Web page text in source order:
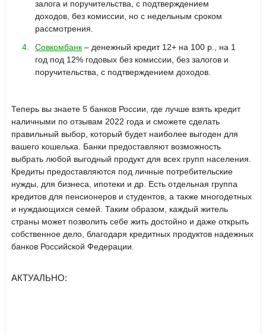
залога и поручительства, с подтверждением
доходов, без комиссии, но с недельным сроком
рассмотрения.
Совкомбанк – денежный кредит 12+ на 100 р., на 1
год под 12% годовых без комиссии, без залогов и
поручительства, с подтверждением доходов.
Теперь вы знаете 5 банков России, где лучше взять кредит
наличными по отзывам 2022 года и сможете сделать
правильный выбор, который будет наиболее выгоден для
вашего кошелька. Банки предоставляют возможность
выбрать любой выгодный продукт для всех групп населения.
Кредиты предоставляются под личные потребительские
нужды, для бизнеса, ипотеки и др. Есть отдельная группа
кредитов для пенсионеров и студентов, а также многодетных
и нуждающихся семей. Таким образом, каждый житель
страны может позволить себе жить достойно и даже открыть
собственное дело, благодаря кредитных продуктов надежных
банков Российской Федерации.
АКТУАЛЬНО: